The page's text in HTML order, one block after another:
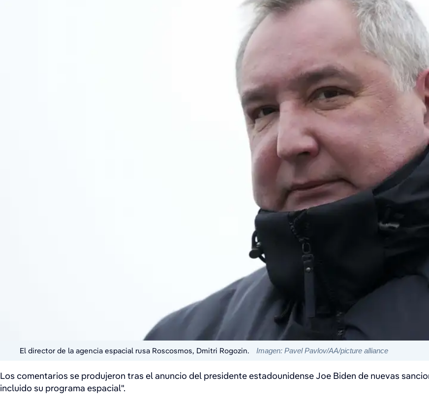
El director de la agencia espacial rusa Roscosmos, Dmitri Rogozin. Imagen: Pavel Pavlov/AA/picture alliance
Los comentarios se produjeron tras el anuncio del presidente estadounidense Joe Biden de nuevas
incluido su programa espacial".